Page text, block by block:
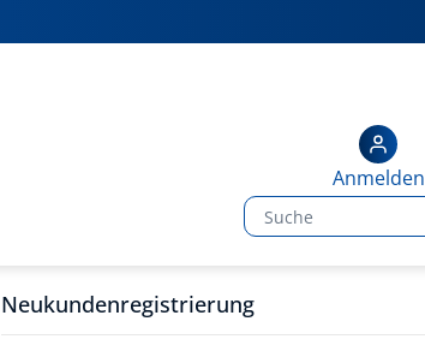
Anmelden
Neukundenregistrierung